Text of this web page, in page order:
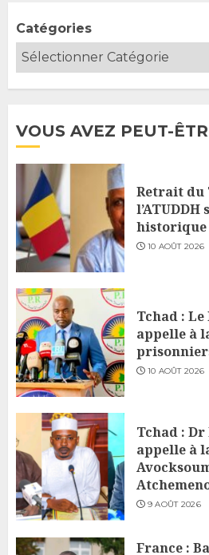
Catégories
VOUS AVEZ PEUT-
Retrait du
historique
10 AOÛT 2026
Tchad :
appelle à
10 AOÛT 2026
Tchad :
appelle à
9 AOÛT 2026
France :